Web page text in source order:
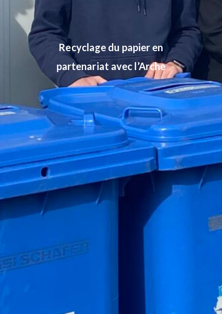
Recyclage du papier en
partenariat avec l’Arche